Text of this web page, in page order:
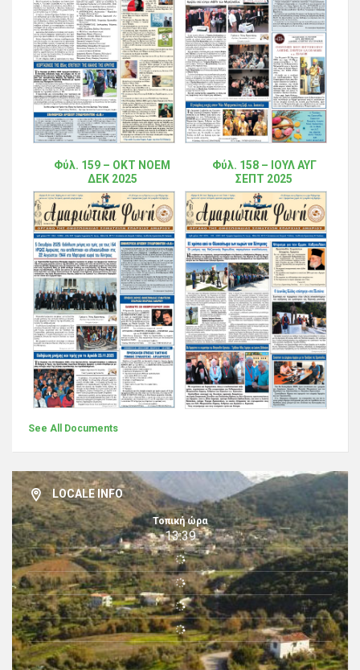
Φύλ. 159 – ΟΚΤ ΝΟΕΜ
ΔΕΚ 2025
Φύλ. 158 – ΙΟΥΛ ΑΥΓ
ΣΕΠΤ 2025
See All Documents
LOCALE INFO
Τοπική ώρα
13:39